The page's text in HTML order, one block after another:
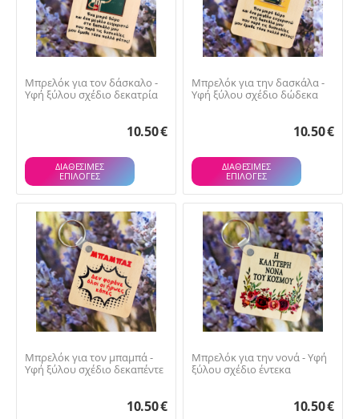
Μπρελόκ για τον δάσκαλο -
Υφή ξύλου σχέδιο δεκατρία
10.50€
ΔΙΑΘΕΣΙΜΕΣ
ΕΠΙΛΟΓΈΣ
Μπρελόκ για την δασκάλα -
Υφή ξύλου σχέδιο δώδεκα
10.50€
ΔΙΑΘΕΣΙΜΕΣ
ΕΠΙΛΟΓΈΣ
Μπρελόκ για τον μπαμπά -
Υφή ξύλου σχέδιο δεκαπέντε
10.50€
Μπρελόκ για την νονά - Υφή
ξύλου σχέδιο έντεκα
10.50€